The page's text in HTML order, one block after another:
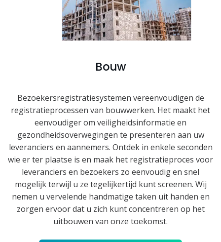
Bouw
Bezoekersregistratiesystemen vereenvoudigen de
registratieprocessen van bouwwerken. Het maakt het
eenvoudiger om veiligheidsinformatie en
gezondheidsoverwegingen te presenteren aan uw
leveranciers en aannemers. Ontdek in enkele seconden
wie er ter plaatse is en maak het registratieproces voor
leveranciers en bezoekers zo eenvoudig en snel
mogelijk terwijl u ze tegelijkertijd kunt screenen. Wij
nemen u vervelende handmatige taken uit handen en
zorgen ervoor dat u zich kunt concentreren op het
uitbouwen van onze toekomst.